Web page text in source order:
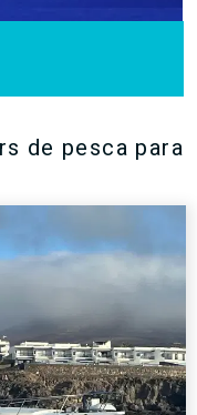
de pesca para